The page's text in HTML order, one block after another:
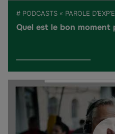
# PODCASTS « PAROLE
Quel est le bon moment